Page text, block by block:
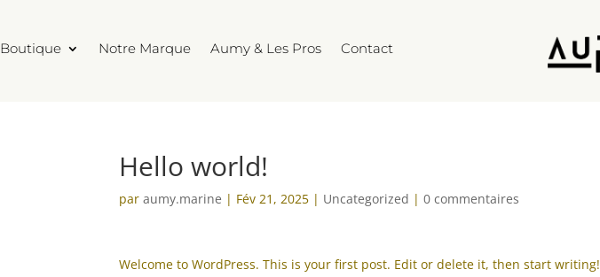
Boutique Notre Marque Aumy & Les Pros Contact
Hello world!
paraumy.marine | Fév 21, 2025 | Uncategorized |0 commentaires
Welcome to WordPress. This is your first post. Edit or delete it, then start writing!